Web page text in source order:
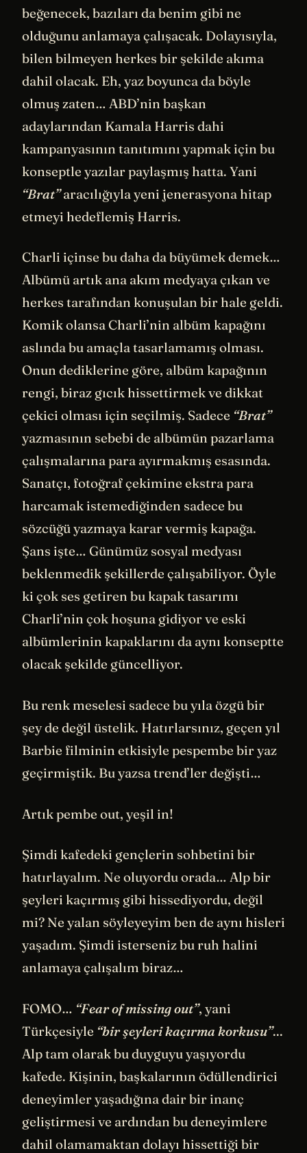
beğenecek, bazıları da benim gibi ne
olduğunu anlamaya çalışacak. Dolayısıyla,
bilen bilmeyen herkes bir şekilde akıma
dahil olacak. Eh, yaz boyunca da böyle
olmuş zaten… ABD’nin başkan
adaylarından Kamala Harris dahi
kampanyasının tanıtımını yapmak için bu
konseptle yazılar paylaşmış hatta. Yani
“Brat”aracılığıyla yeni jenerasyona hitap
etmeyi hedeflemiş Harris.
Charli içinse bu daha da büyümek demek…
Albümü artık ana akım medyaya çıkan ve
herkes tarafından konuşulan bir hale geldi.
Komik olansa Charli’nin albüm kapağını
aslında bu amaçla tasarlamamış olması.
Onun dediklerine göre, albüm kapağının
rengi, biraz gıcık hissettirmek ve dikkat
çekici olması için seçilmiş. Sadece “Brat”
yazmasının sebebi de albümün pazarlama
çalışmalarına para ayırmakmış esasında.
Sanatçı, fotoğraf çekimine ekstra para
harcamak istemediğinden sadece bu
sözcüğü yazmaya karar vermiş kapağa.
Şans işte… Günümüz sosyal medyası
beklenmedik şekillerde çalışabiliyor. Öyle
ki çok ses getiren bu kapak tasarımı
Charli’nin çok hoşuna gidiyor ve eski
albümlerinin kapaklarını da aynı konseptte
olacak şekilde güncelliyor.
Bu renk meselesi sadece bu yıla özgü bir
şey de değil üstelik. Hatırlarsınız, geçen yıl
Barbie filminin etkisiyle pespembe bir yaz
geçirmiştik. Bu yazsa trend’ler değişti…
Artık pembe out, yeşil in!
Şimdi kafedeki gençlerin sohbetini bir
hatırlayalım. Ne oluyordu orada… Alp bir
şeyleri kaçırmış gibi hissediyordu, değil
mi? Ne yalan söyleyeyim ben de aynı hisleri
yaşadım. Şimdi isterseniz bu ruh halini
anlamaya çalışalım biraz…
FOMO… “Fear of missing out”, yani
Türkçesiyle “bir şeyleri kaçırma korkusu”...
Alp tam olarak bu duyguyu yaşıyordu
kafede. Kişinin, başkalarının ödüllendirici
deneyimler yaşadığına dair bir inanç
geliştirmesi ve ardından bu deneyimlere
dahil olamamaktan dolayı hissettiği bir